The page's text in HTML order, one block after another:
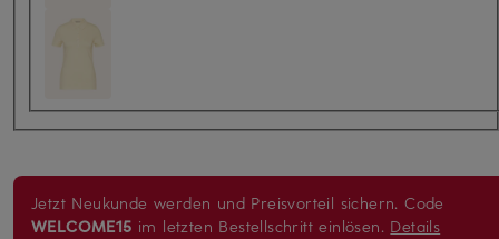
Jetzt Neukunde werden und Preisvorteil sichern. Code
WELCOME15 im letzten Bestellschritt einlösen. Details